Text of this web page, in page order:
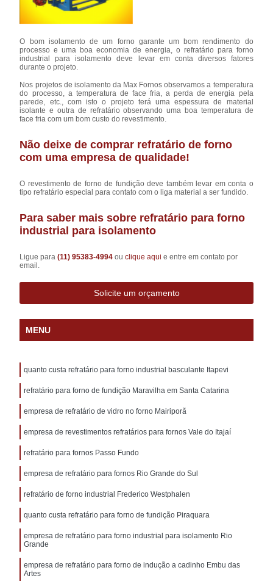
O bom isolamento de um forno garante um bom rendimento do
processo e uma boa economia de energia, o refratário para forno
industrial para isolamento deve levar em conta diversos fatores
durante o projeto.
Nos projetos de isolamento da Max Fornos observamos a temperatura
do processo, a temperatura de face fria, a perda de energia pela
parede, etc., com isto o projeto terá uma espessura de material
isolante e outra de refratário observando uma boa temperatura de
face fria com um bom custo do revestimento.
Não deixe de comprar refratário de forno
com uma empresa de qualidade!
O revestimento de forno de fundição deve também levar em conta o
tipo refratário especial para contato com o liga material a ser fundido.
Para saber mais sobre refratário para forno
industrial para isolamento
Ligue para(11) 95383-4994ouclique aqui e entre em contato por
email.
Solicite um orçamento
MENU
quanto custa refratário para forno industrial basculante Itapevi
refratário para forno de fundição Maravilha em Santa Catarina
empresa de refratário de vidro no forno Mairiporã
empresa de revestimentos refratários para fornos Vale do Itajaí
refratário para fornos Passo Fundo
empresa de refratário para fornos Rio Grande do Sul
refratário de forno industrial Frederico Westphalen
quanto custa refratário para forno de fundição Piraquara
empresa de refratário para forno industrial para isolamento Rio
Grande
empresa de refratário para forno de indução a cadinho Embu das
Artes